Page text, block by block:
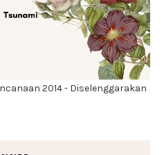
2014 - Diselenggarakan